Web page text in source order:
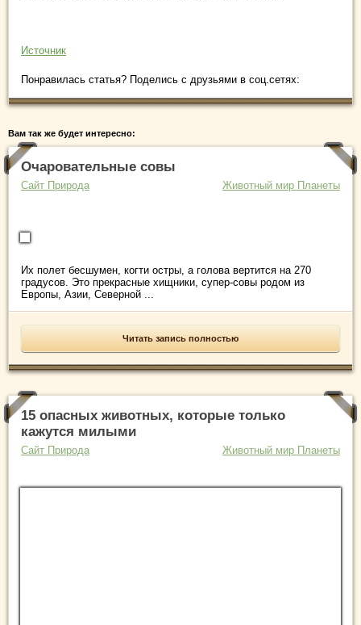
Источник
Понравилась статья? Поделись с друзьями в соц.сетях:
Вам так же будет интересно:
Очаровательные совы
Сайт Природа Животный мир Планеты
Их полет бесшумен, когти остры, а голова вертится на 270
градусов. Это прекрасные хищники, супер-совы родом из
Европы, Азии, Северной ...
Читать запись полностью
15 опасных животных, которые только
кажутся милыми
Сайт Природа Животный мир Планеты